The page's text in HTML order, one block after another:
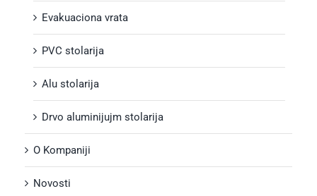
Evakuaciona vrata
PVC stolarija
Alu stolarija
Drvo aluminijujm stolarija
O Kompaniji
Novosti